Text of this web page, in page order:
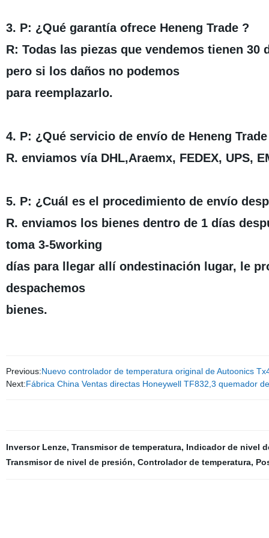
3. P: ¿Qué garantía ofrece Heneng Trade ?
R: Todas las piezas que vendemos tienen
pero si los daños no podemos
para reemplazarlo.
4. P: ¿Qué servicio de envío de Heneng
R. enviamos vía DHL,Araemx, FEDEX, UPS,
5. P: ¿Cuál es el procedimiento de envío
R. enviamos los bienes dentro de 1 días
toma 3-5working
días para llegar allí ondestinación lugar, le
despachemos
bienes.
Previous:Nuevo controlador de temperatura original de Autoonics
Next:Fábrica China Ventas directas Honeywell TF832,3 quemador
Inversor Lenze, Transmisor de temperatura, Indicador de nivel
Transmisor de nivel de presión, Controlador de temperatura,